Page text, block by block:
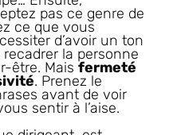
pas ce genre de
ce que vous
d’avoir un ton
recadrer la personne
être. Mais fermeté
. Prenez le
avant de voir
sentir à l’aise.